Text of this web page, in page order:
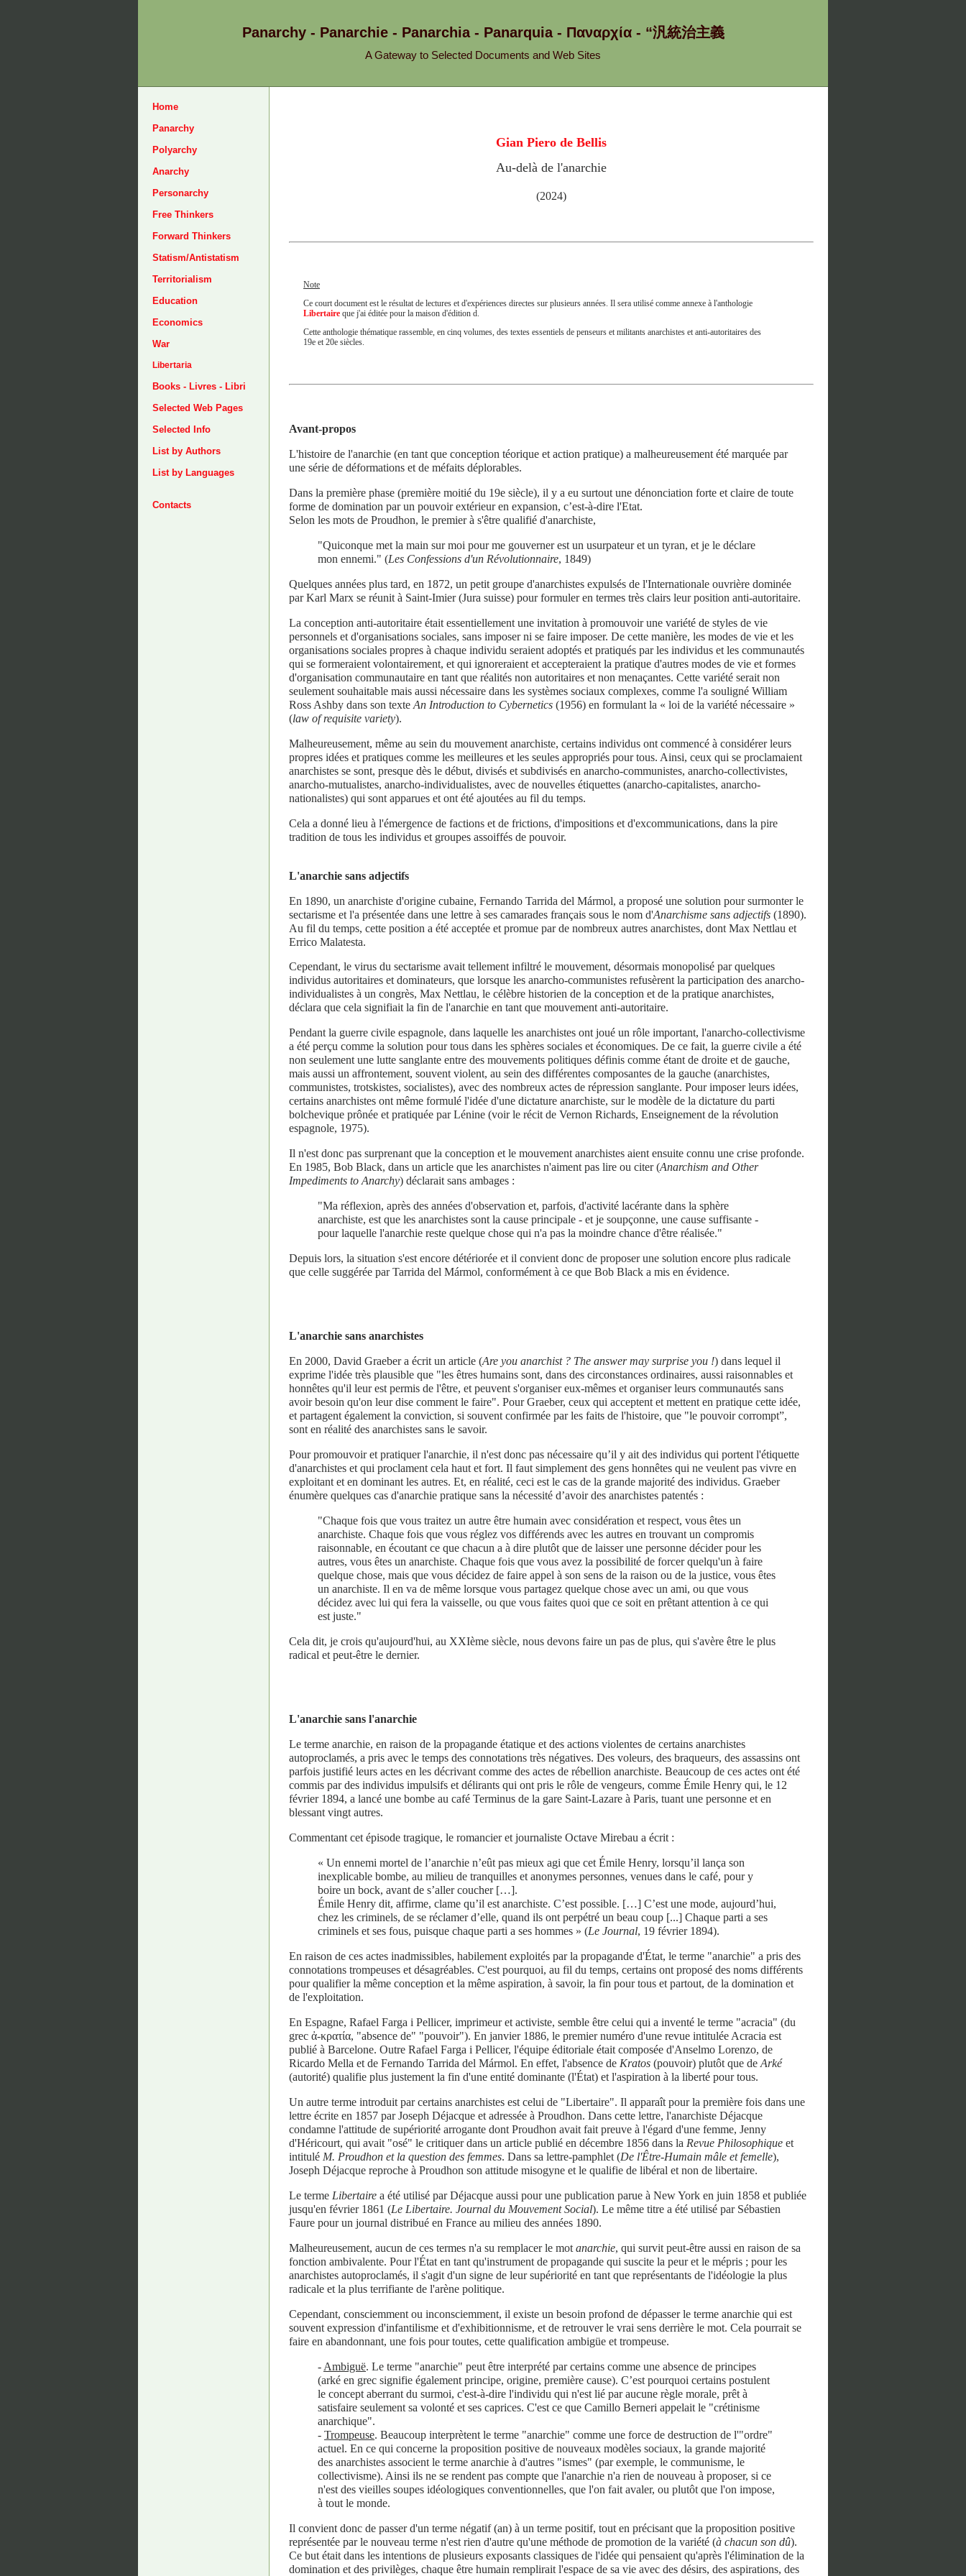
Panarchy - Panarchie - Panarchia - Panarquia - Παναρχία - “汎統治主義
A Gateway to Selected Documents and Web Sites
Home
Panarchy
Polyarchy
Anarchy
Personarchy
Free Thinkers
Forward Thinkers
Statism/Antistatism
Territorialism
Education
Economics
War
Libertaria
Books - Livres - Libri
Selected Web Pages
Selected Info
List by Authors
List by Languages
Contacts
Gian Piero de Bellis
Au-delà de l'anarchie
(2024)
Note
Ce court document est le résultat de lectures et d'expériences directes sur plusieurs années. Il sera utilisé comme annexe à l'anthologie
Libertaire que j'ai éditée pour la maison d'édition d.
Cette anthologie thématique rassemble, en cinq volumes, des textes essentiels de penseurs et militants anarchistes et anti-autoritaires des
19e et 20e siècles.
Avant-propos
L'histoire de l'anarchie (en tant que conception téorique et action pratique) a malheureusement été marquée par
une série de déformations et de méfaits déplorables.
Dans la première phase (première moitié du 19e siècle), il y a eu surtout une dénonciation forte et claire de toute
forme de domination par un pouvoir extérieur en expansion, c’est-à-dire l'Etat.
Selon les mots de Proudhon, le premier à s'être qualifié d'anarchiste,
"Quiconque met la main sur moi pour me gouverner est un usurpateur et un tyran, et je le déclare
mon ennemi." (Les Confessions d'un Révolutionnaire, 1849)
Quelques années plus tard, en 1872, un petit groupe d'anarchistes expulsés de l'Internationale ouvrière dominée
par Karl Marx se réunit à Saint-Imier (Jura suisse) pour formuler en termes très clairs leur position anti-autoritaire.
La conception anti-autoritaire était essentiellement une invitation à promouvoir une variété de styles de vie
personnels et d'organisations sociales, sans imposer ni se faire imposer. De cette manière, les modes de vie et les
organisations sociales propres à chaque individu seraient adoptés et pratiqués par les individus et les communautés
qui se formeraient volontairement, et qui ignoreraient et accepteraient la pratique d'autres modes de vie et formes
d'organisation communautaire en tant que réalités non autoritaires et non menaçantes. Cette variété serait non
seulement souhaitable mais aussi nécessaire dans les systèmes sociaux complexes, comme l'a souligné William
Ross Ashby dans son texte An Introduction to Cybernetics (1956) en formulant la « loi de la variété nécessaire »
(law of requisite variety).
Malheureusement, même au sein du mouvement anarchiste, certains individus ont commencé à considérer leurs
propres idées et pratiques comme les meilleures et les seules appropriés pour tous. Ainsi, ceux qui se proclamaient
anarchistes se sont, presque dès le début, divisés et subdivisés en anarcho-communistes, anarcho-collectivistes,
anarcho-mutualistes, anarcho-individualistes, avec de nouvelles étiquettes (anarcho-capitalistes, anarcho-
nationalistes) qui sont apparues et ont été ajoutées au fil du temps.
Cela a donné lieu à l'émergence de factions et de frictions, d'impositions et d'excommunications, dans la pire
tradition de tous les individus et groupes assoiffés de pouvoir.
L'anarchie sans adjectifs
En 1890, un anarchiste d'origine cubaine, Fernando Tarrida del Mármol, a proposé une solution pour surmonter le
sectarisme et l'a présentée dans une lettre à ses camarades français sous le nom d'Anarchisme sans adjectifs (1890).
Au fil du temps, cette position a été acceptée et promue par de nombreux autres anarchistes, dont Max Nettlau et
Errico Malatesta.
Cependant, le virus du sectarisme avait tellement infiltré le mouvement, désormais monopolisé par quelques
individus autoritaires et dominateurs, que lorsque les anarcho-communistes refusèrent la participation des anarcho-
individualistes à un congrès, Max Nettlau, le célèbre historien de la conception et de la pratique anarchistes,
déclara que cela signifiait la fin de l'anarchie en tant que mouvement anti-autoritaire.
Pendant la guerre civile espagnole, dans laquelle les anarchistes ont joué un rôle important, l'anarcho-collectivisme
a été perçu comme la solution pour tous dans les sphères sociales et économiques. De ce fait, la guerre civile a été
non seulement une lutte sanglante entre des mouvements politiques définis comme étant de droite et de gauche,
mais aussi un affrontement, souvent violent, au sein des différentes composantes de la gauche (anarchistes,
communistes, trotskistes, socialistes), avec des nombreux actes de répression sanglante. Pour imposer leurs idées,
certains anarchistes ont même formulé l'idée d'une dictature anarchiste, sur le modèle de la dictature du parti
bolchevique prônée et pratiquée par Lénine (voir le récit de Vernon Richards, Enseignement de la révolution
espagnole, 1975).
Il n'est donc pas surprenant que la conception et le mouvement anarchistes aient ensuite connu une crise profonde.
En 1985, Bob Black, dans un article que les anarchistes n'aiment pas lire ou citer (Anarchism and Other
Impediments to Anarchy) déclarait sans ambages :
"Ma réflexion, après des années d'observation et, parfois, d'activité lacérante dans la sphère
anarchiste, est que les anarchistes sont la cause principale - et je soupçonne, une cause suffisante -
pour laquelle l'anarchie reste quelque chose qui n'a pas la moindre chance d'être réalisée."
Depuis lors, la situation s'est encore détériorée et il convient donc de proposer une solution encore plus radicale
que celle suggérée par Tarrida del Mármol, conformément à ce que Bob Black a mis en évidence.
L'anarchie sans anarchistes
En 2000, David Graeber a écrit un article (Are you anarchist ? The answer may surprise you !) dans lequel il
exprime l'idée très plausible que "les êtres humains sont, dans des circonstances ordinaires, aussi raisonnables et
honnêtes qu'il leur est permis de l'être, et peuvent s'organiser eux-mêmes et organiser leurs communautés sans
avoir besoin qu'on leur dise comment le faire". Pour Graeber, ceux qui acceptent et mettent en pratique cette idée,
et partagent également la conviction, si souvent confirmée par les faits de l'histoire, que "le pouvoir corrompt”,
sont en réalité des anarchistes sans le savoir.
Pour promouvoir et pratiquer l'anarchie, il n'est donc pas nécessaire qu’il y ait des individus qui portent l'étiquette
d'anarchistes et qui proclament cela haut et fort. Il faut simplement des gens honnêtes qui ne veulent pas vivre en
exploitant et en dominant les autres. Et, en réalité, ceci est le cas de la grande majorité des individus. Graeber
énumère quelques cas d'anarchie pratique sans la nécessité d’avoir des anarchistes patentés :
"Chaque fois que vous traitez un autre être humain avec considération et respect, vous êtes un
anarchiste. Chaque fois que vous réglez vos différends avec les autres en trouvant un compromis
raisonnable, en écoutant ce que chacun a à dire plutôt que de laisser une personne décider pour les
autres, vous êtes un anarchiste. Chaque fois que vous avez la possibilité de forcer quelqu'un à faire
quelque chose, mais que vous décidez de faire appel à son sens de la raison ou de la justice, vous êtes
un anarchiste. Il en va de même lorsque vous partagez quelque chose avec un ami, ou que vous
décidez avec lui qui fera la vaisselle, ou que vous faites quoi que ce soit en prêtant attention à ce qui
est juste."
Cela dit, je crois qu'aujourd'hui, au XXIème siècle, nous devons faire un pas de plus, qui s'avère être le plus
radical et peut-être le dernier.
L'anarchie sans l'anarchie
Le terme anarchie, en raison de la propagande étatique et des actions violentes de certains anarchistes
autoproclamés, a pris avec le temps des connotations très négatives. Des voleurs, des braqueurs, des assassins ont
parfois justifié leurs actes en les décrivant comme des actes de rébellion anarchiste. Beaucoup de ces actes ont été
commis par des individus impulsifs et délirants qui ont pris le rôle de vengeurs, comme Émile Henry qui, le 12
février 1894, a lancé une bombe au café Terminus de la gare Saint-Lazare à Paris, tuant une personne et en
blessant vingt autres.
Commentant cet épisode tragique, le romancier et journaliste Octave Mirebau a écrit :
« Un ennemi mortel de l’anarchie n’eût pas mieux agi que cet Émile Henry, lorsqu’il lança son
inexplicable bombe, au milieu de tranquilles et anonymes personnes, venues dans le café, pour y
boire un bock, avant de s’aller coucher […].
Émile Henry dit, affirme, clame qu’il est anarchiste. C’est possible. […] C’est une mode, aujourd’hui,
chez les criminels, de se réclamer d’elle, quand ils ont perpétré un beau coup [...] Chaque parti a ses
criminels et ses fous, puisque chaque parti a ses hommes » (Le Journal, 19 février 1894).
En raison de ces actes inadmissibles, habilement exploités par la propagande d'État, le terme "anarchie" a pris des
connotations trompeuses et désagréables. C'est pourquoi, au fil du temps, certains ont proposé des noms différents
pour qualifier la même conception et la même aspiration, à savoir, la fin pour tous et partout, de la domination et
de l'exploitation.
En Espagne, Rafael Farga i Pellicer, imprimeur et activiste, semble être celui qui a inventé le terme "acracia" (du
grec ἀ-κρατία, "absence de" "pouvoir"). En janvier 1886, le premier numéro d'une revue intitulée Acracia est
publié à Barcelone. Outre Rafael Farga i Pellicer, l'équipe éditoriale était composée d'Anselmo Lorenzo, de
Ricardo Mella et de Fernando Tarrida del Mármol. En effet, l'absence de Kratos (pouvoir) plutôt que de Arké
(autorité) qualifie plus justement la fin d'une entité dominante (l'État) et l'aspiration à la liberté pour tous.
Un autre terme introduit par certains anarchistes est celui de "Libertaire". Il apparaît pour la première fois dans une
lettre écrite en 1857 par Joseph Déjacque et adressée à Proudhon. Dans cette lettre, l'anarchiste Déjacque
condamne l'attitude de supériorité arrogante dont Proudhon avait fait preuve à l'égard d'une femme, Jenny
d'Héricourt, qui avait "osé" le critiquer dans un article publié en décembre 1856 dans la Revue Philosophique et
intitulé M. Proudhon et la question des femmes. Dans sa lettre-pamphlet (De l'Être-Humain mâle et femelle),
Joseph Déjacque reproche à Proudhon son attitude misogyne et le qualifie de libéral et non de libertaire.
Le terme Libertaire a été utilisé par Déjacque aussi pour une publication parue à New York en juin 1858 et publiée
jusqu'en février 1861 (Le Libertaire. Journal du Mouvement Social). Le même titre a été utilisé par Sébastien
Faure pour un journal distribué en France au milieu des années 1890.
Malheureusement, aucun de ces termes n'a su remplacer le mot anarchie, qui survit peut-être aussi en raison de sa
fonction ambivalente. Pour l'État en tant qu'instrument de propagande qui suscite la peur et le mépris ; pour les
anarchistes autoproclamés, il s'agit d'un signe de leur supériorité en tant que représentants de l'idéologie la plus
radicale et la plus terrifiante de l'arène politique.
Cependant, consciemment ou inconsciemment, il existe un besoin profond de dépasser le terme anarchie qui est
souvent expression d'infantilisme et d'exhibitionnisme, et de retrouver le vrai sens derrière le mot. Cela pourrait se
faire en abandonnant, une fois pour toutes, cette qualification ambigüe et trompeuse.
- Ambiguë. Le terme "anarchie" peut être interprété par certains comme une absence de principes
(arké en grec signifie également principe, origine, première cause). C’est pourquoi certains postulent
le concept aberrant du surmoi, c'est-à-dire l'individu qui n'est lié par aucune règle morale, prêt à
satisfaire seulement sa volonté et ses caprices. C'est ce que Camillo Berneri appelait le "crétinisme
anarchique".
- Trompeuse. Beaucoup interprètent le terme "anarchie" comme une force de destruction de l'"ordre"
actuel. En ce qui concerne la proposition positive de nouveaux modèles sociaux, la grande majorité
des anarchistes associent le terme anarchie à d'autres "ismes" (par exemple, le communisme, le
collectivisme). Ainsi ils ne se rendent pas compte que l'anarchie n'a rien de nouveau à proposer, si ce
n'est des vieilles soupes idéologiques conventionnelles, que l'on fait avaler, ou plutôt que l'on impose,
à tout le monde.
Il convient donc de passer d'un terme négatif (an) à un terme positif, tout en précisant que la proposition positive
représentée par le nouveau terme n'est rien d'autre qu'une méthode de promotion de la variété (à chacun son dû).
Ce but était dans les intentions de plusieurs exposants classiques de l'idée qui pensaient qu'après l'élimination de la
domination et des privilèges, chaque être humain remplirait l'espace de sa vie avec des désirs, des aspirations, des